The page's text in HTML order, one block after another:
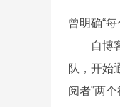
曾明确“
自博客
队，开始
阅者”两